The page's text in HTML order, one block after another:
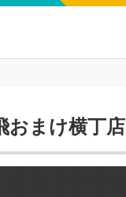
おまけ横丁店